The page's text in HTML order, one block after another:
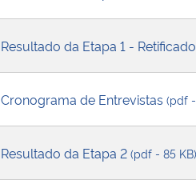
Resultado da Etapa 1 - Retificado
Cronograma de Entrevistas (pdf
Resultado da Etapa 2 (pdf - 85 KB)